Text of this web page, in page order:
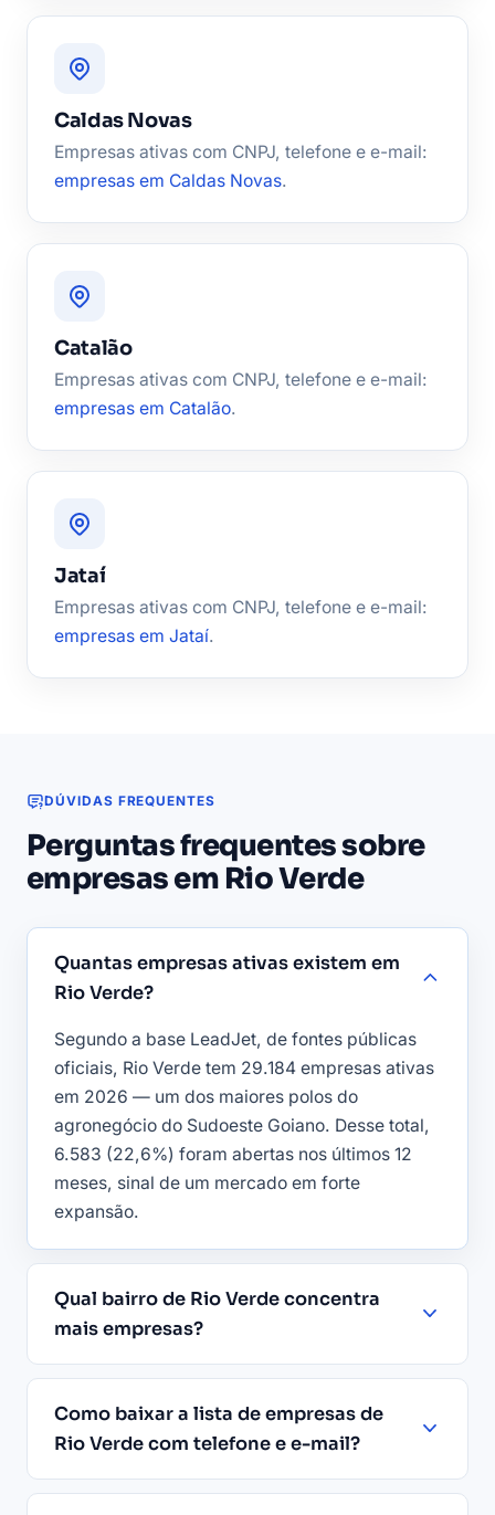
Caldas Novas
Empresas ativas com CNPJ, telefone e e-mail:
empresas em Caldas Novas.
Catalão
Empresas ativas com CNPJ, telefone e e-mail:
empresas em Catalão.
Jataí
Empresas ativas com CNPJ, telefone e e-mail:
empresas em Jataí.
DÚVIDAS FREQUENTES
Perguntas frequentes sobre
empresas em Rio Verde
Quantas empresas ativas existem em
Rio Verde?
Segundo a base LeadJet, de fontes públicas
oficiais, Rio Verde tem 29.184 empresas ativas
em 2026 — um dos maiores polos do
agronegócio do Sudoeste Goiano. Desse total,
6.583 (22,6%) foram abertas nos últimos 12
meses, sinal de um mercado em forte
expansão.
Qual bairro de Rio Verde concentra
mais empresas?
Como baixar a lista de empresas de
Rio Verde com telefone e e-mail?